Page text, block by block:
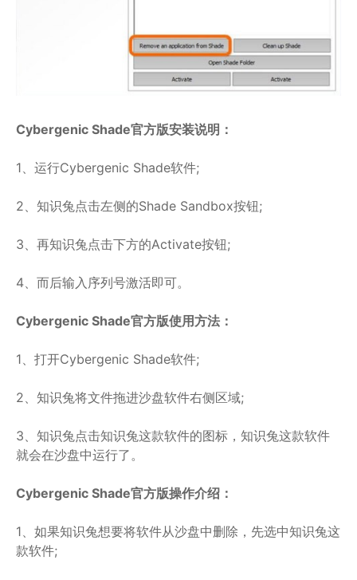
Cybergenic Shade官方版安装说明：
1、运行Cybergenic Shade软件;
2、知识兔点击左侧的Shade Sandbox按钮;
3、再知识兔点击下方的Activate按钮;
4、而后输入序列号激活即可。
Cybergenic Shade官方版使用方法：
1、打开Cybergenic Shade软件;
2、知识兔将文件拖进沙盘软件右侧区域;
3、知识兔点击知识兔这款软件的图标，知识兔这款软件
就会在沙盘中运行了。
Cybergenic Shade官方版操作介绍：
1、如果知识兔想要将软件从沙盘中删除，先选中知识兔这
款软件;